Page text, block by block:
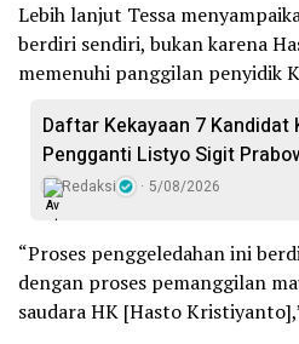
Lebih lanjut Tessa
berdiri sendiri, bukan karena
memenuhi panggilan penyidik
Daftar Kekayaan 7 Kandidat
Pengganti Listyo Sigit
Redaksi 5/08/2026
“Proses penggeledahan ini
dengan proses pemanggilan
saudara HK [Hasto